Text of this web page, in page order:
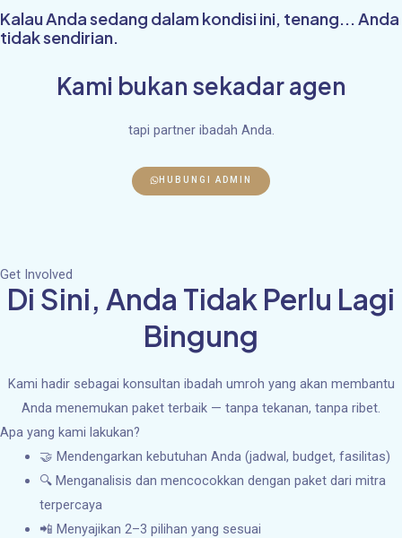
Kalau Anda sedang dalam kondisi ini, tenang... Anda
tidak sendirian.
Kami bukan sekadar agen
tapi partner ibadah Anda.
HUBUNGI ADMIN
Get Involved
Di Sini, Anda Tidak Perlu Lagi
Bingung
Kami hadir sebagai konsultan ibadah umroh yang akan membantu
Anda menemukan paket terbaik — tanpa tekanan, tanpa ribet.
Apa yang kami lakukan?
🤝 Mendengarkan kebutuhan Anda (jadwal, budget, fasilitas)
🔍 Menganalisis dan mencocokkan dengan paket dari mitra
terpercaya
📲 Menyajikan 2–3 pilihan yang sesuai